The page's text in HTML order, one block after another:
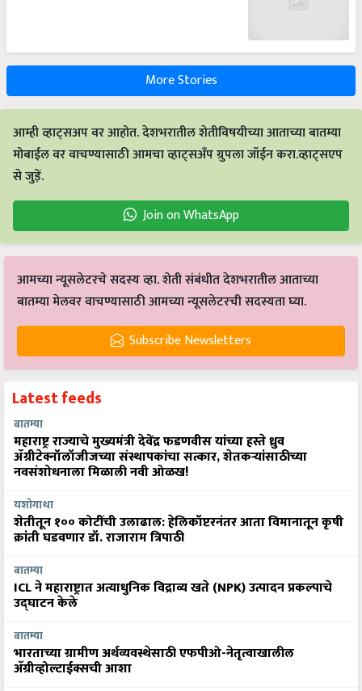
More Stories
आम्ही व्हाट्सअप वर आहोत. देशभरातील शेतीविषयीच्या आताच्या बातम्या
मोबाईल वर वाचण्यासाठी आमचा व्हाट्सअँप ग्रुपला जॉईन करा.व्हाट्सएप
से जुड़ें.
Join on WhatsApp
आमच्या न्यूसलेटरचे सदस्य व्हा. शेती संबंधीत देशभरातील आताच्या
बातम्या मेलवर वाचण्यासाठी आमच्या न्यूसलेटरची सदस्यता घ्या.
Subscribe Newsletters
Latest feeds
बातम्या
महाराष्ट्र राज्याचे मुख्यमंत्री देवेंद्र फडणवीस यांच्या हस्ते ध्रुव
ॲग्रीटेक्नॉलॉजीजच्या संस्थापकांचा सत्कार, शेतकऱ्यांसाठीच्या
नवसंशोधनाला मिळाली नवी ओळख!
यशोगाथा
शेतीतून १०० कोटींची उलाढाल: हेलिकॉप्टरनंतर आता विमानातून कृषी
क्रांती घडवणार डॉ. राजाराम त्रिपाठी
बातम्या
ICL ने महाराष्ट्रात अत्याधुनिक विद्राव्य खते (NPK) उत्पादन प्रकल्पाचे
उद्घाटन केले
बातम्या
भारताच्या ग्रामीण अर्थव्यवस्थेसाठी एफपीओ-नेतृत्वाखालील
अ‍ॅग्रीव्होल्टाईक्सची आशा